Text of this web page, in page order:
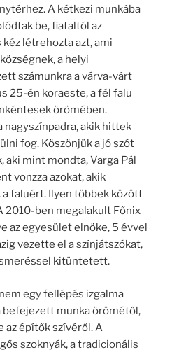
A kétkezi munkába
be, fiataltól az
létrehozta azt, ami
a helyi
számunkra a várva-várt
25-én koraeste, a fél falu
örömében.
akik hittek
fog. Köszönjük a jó szót
aki mint mondta, Varga Pál
vonzza azokat, akik
faluért. Ilyen többek között
2010-ben megalakult Főnix
az egyesület elnöke, 5 évvel
vezette el a színjátszókat,
kitüntetett.
egy fellépés izgalma
munka örömétől,
az építők szívéről. A
szoknyák, a tradicionális